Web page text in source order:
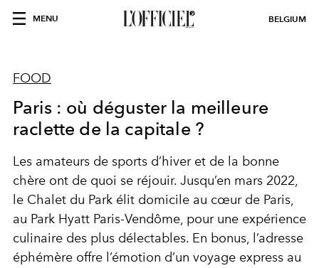
MENU BELGIUM
FOOD
Paris : où déguster la meilleure
raclette de la capitale ?
Les amateurs de sports d’hiver et de la bonne
chère ont de quoi se réjouir. Jusqu’en mars 2022,
le Chalet du Park élit domicile au cœur de Paris,
au Park Hyatt Paris-Vendôme, pour une expérience
culinaire des plus délectables. En bonus, l’adresse
éphémère offre l’émotion d’un voyage express au